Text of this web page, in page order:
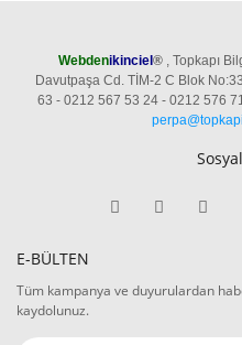
Webdenikinciel®, Topkapı
Davutpaşa Cd. TİM-2 C Blok
63 - 0212 567 53 24 - 0212 576
E-BÜLTEN
Tüm kampanya ve duyurulardan
kaydolunuz.